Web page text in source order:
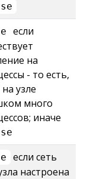
если
на
- то есть,
узле
много
иначе
если сеть
настроена